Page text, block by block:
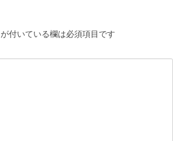
が付いている欄は必須項目です